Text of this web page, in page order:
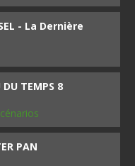
- La Dernière
TEMPS 8
PAN